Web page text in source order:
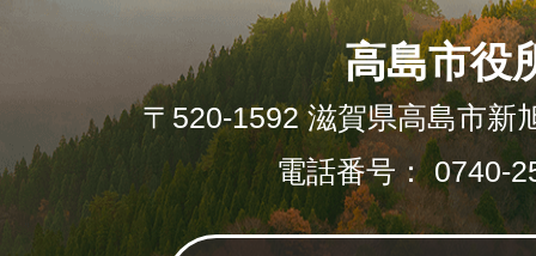
高島市役
〒520-1592 滋賀県高島市新
電話番号： 0740-